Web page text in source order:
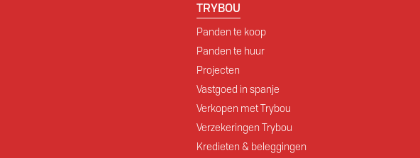
TRYBOU
Panden te koop
Panden te huur
Projecten
Vastgoed in spanje
Verkopen met Trybou
Verzekeringen Trybou
Kredieten & beleggingen